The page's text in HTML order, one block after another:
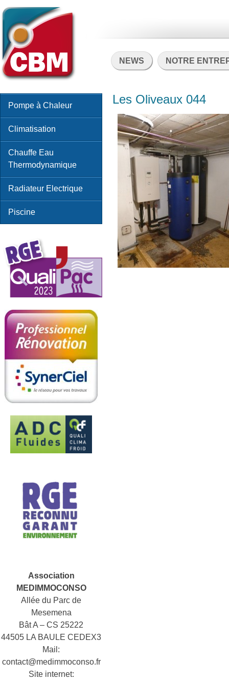
NEWS NOTRE
Pompe à Chaleur
Climatisation
Chauffe Eau
Thermodynamique
Radiateur Electrique
Piscine
Association
MEDIMMOCONSO
Allée du Parc de
Mesemena
Bât A – CS 25222
44505 LA BAULE CEDEX3
Mail:
contact@medimmoconso.fr
Site internet:
Les Oliveaux 044